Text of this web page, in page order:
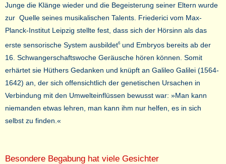
Junge die Klänge wieder und die Begeisterung seiner Eltern wurde
zur Quelle seines musikalischen Talents. Friederici vom Max-
Planck-Institut Leipzig stellte fest, dass sich der Hörsinn als das
erste sensorische System ausbildet6 und Embryos bereits ab der
16. Schwangerschaftswoche Geräusche hören können. Somit
erhärtet sie Hüthers Gedanken und knüpft an Galileo Galilei (1564-
1642) an, der sich offensichtlich der genetischen Ursachen in
Verbindung mit den Umwelteinflüssen bewusst war: »Man kann
niemanden etwas lehren, man kann ihm nur helfen, es in sich
selbst zu finden.«
Besondere Begabung hat viele Gesichter